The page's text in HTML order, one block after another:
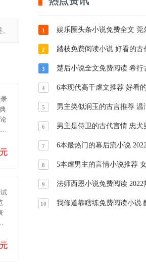
1
2 踏枝免费阅读小说 好看的古
3 楚后小说全文免费阅读 希行
4
5
6 男主是侍卫的古代言情 忠犬
7
8
9
10